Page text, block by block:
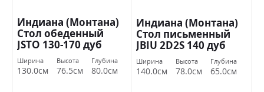
Индиана (Монтана)
Стол обеденный
JSTO 130-170 дуб
шутер БРВ Украина
Ширина
130.0см
Высота
76.5см
Глубина
80.0см
Индиана (Монтана)
Стол письменный
JBIU 2D2S 140 дуб
шутер БРВ Украина
Ширина
140.0см
Высота
78.0см
Глубина
65.0см